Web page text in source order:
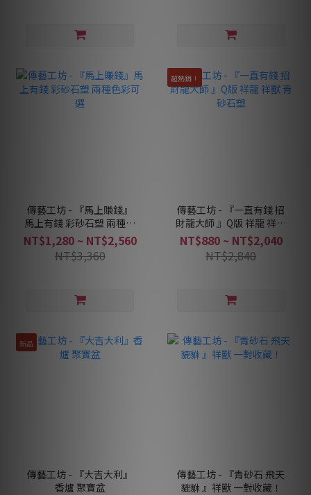
傳藝工坊 - 『馬上賺錢』
馬上有錢 彩砂石塑 兩種色
彩可選
NT$1,280 ~ NT$2,560
NT$3,360
超熱銷！
傳藝工坊 - 『一直有錢 招
財龍大師 』Q版 祥龍 祥獸
青砂石塑
NT$880 ~ NT$2,040
NT$2,840
新品
傳藝工坊 - 『大吉大利』
香爐 聚寶盆
傳藝工坊 - 『青砂石 飛天
貔貅 』祥獸 一對收藏！